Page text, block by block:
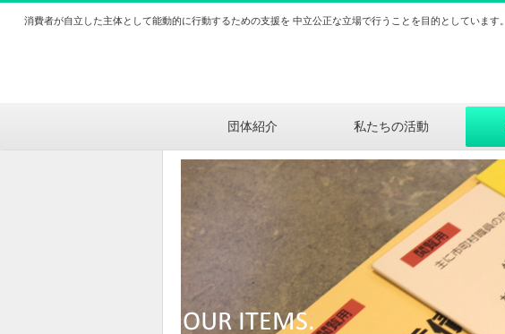
消費者が自立した主体として能動的に行動するための支援を 中立公正な立場で行うことを目的としています。
団体紹介 私たちの活動